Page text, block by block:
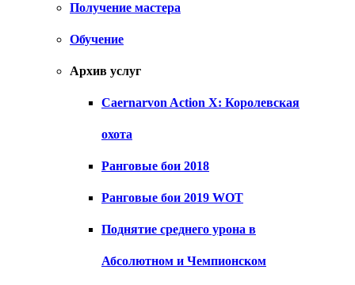
Получение мастера
Обучение
Архив услуг
Caernarvon Action X: Королевская
охота
Ранговые бои 2018
Ранговые бои 2019 WOT
Поднятие среднего урона в
Абсолютном и Чемпионском